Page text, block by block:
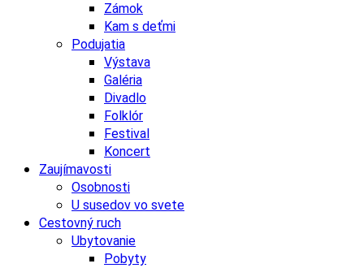
Zámok
Kam s deťmi
Podujatia
Výstava
Galéria
Divadlo
Folklór
Festival
Koncert
Zaujímavosti
Osobnosti
U susedov vo svete
Cestovný ruch
Ubytovanie
Pobyty